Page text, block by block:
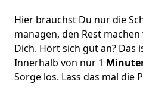
Hier brauchst Du nur die
managen, den Rest
Dich. Hört sich gut an? Das
Innerhalb von nur 1
Sorge los. Lass das mal die